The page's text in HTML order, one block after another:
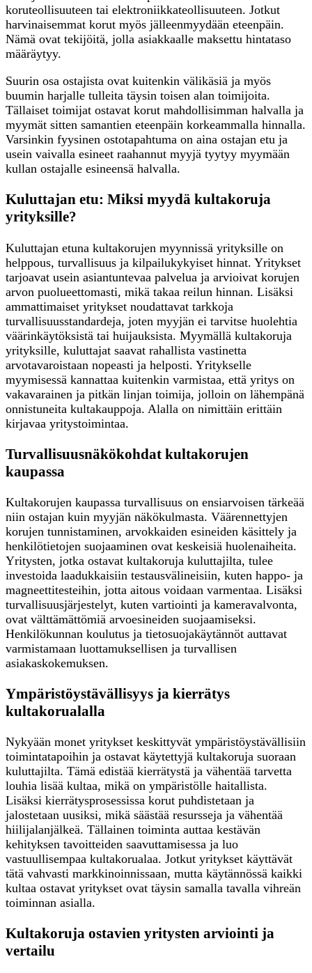
koruteollisuuteen tai elektroniikkateollisuuteen. Jotkut
harvinaisemmat korut myös jälleenmyydään eteenpäin.
Nämä ovat tekijöitä, jolla asiakkaalle maksettu hintataso
määräytyy.
Suurin osa ostajista ovat kuitenkin välikäsiä ja myös
buumin harjalle tulleita täysin toisen alan toimijoita.
Tällaiset toimijat ostavat korut mahdollisimman halvalla ja
myymät sitten samantien eteenpäin korkeammalla hinnalla.
Varsinkin fyysinen ostotapahtuma on aina ostajan etu ja
usein vaivalla esineet raahannut myyjä tyytyy myymään
kullan ostajalle esineensä halvalla.
Kuluttajan etu: Miksi myydä kultakoruja
yrityksille?
Kuluttajan etuna kultakorujen myynnissä yrityksille on
helppous, turvallisuus ja kilpailukykyiset hinnat. Yritykset
tarjoavat usein asiantuntevaa palvelua ja arvioivat korujen
arvon puolueettomasti, mikä takaa reilun hinnan. Lisäksi
ammattimaiset yritykset noudattavat tarkkoja
turvallisuusstandardeja, joten myyjän ei tarvitse huolehtia
väärinkäytöksistä tai huijauksista. Myymällä kultakoruja
yrityksille, kuluttajat saavat rahallista vastinetta
arvotavaroistaan nopeasti ja helposti. Yritykselle
myymisessä kannattaa kuitenkin varmistaa, että yritys on
vakavarainen ja pitkän linjan toimija, jolloin on lähempänä
onnistuneita kultakauppoja. Alalla on nimittäin erittäin
kirjavaa yritystoimintaa.
Turvallisuusnäkökohdat kultakorujen
kaupassa
Kultakorujen kaupassa turvallisuus on ensiarvoisen tärkeää
niin ostajan kuin myyjän näkökulmasta. Väärennettyjen
korujen tunnistaminen, arvokkaiden esineiden käsittely ja
henkilötietojen suojaaminen ovat keskeisiä huolenaiheita.
Yritysten, jotka ostavat kultakoruja kuluttajilta, tulee
investoida laadukkaisiin testausvälineisiin, kuten happo- ja
magneettitesteihin, jotta aitous voidaan varmentaa. Lisäksi
turvallisuusjärjestelyt, kuten vartiointi ja kameravalvonta,
ovat välttämättömiä arvoesineiden suojaamiseksi.
Henkilökunnan koulutus ja tietosuojakäytännöt auttavat
varmistamaan luottamuksellisen ja turvallisen
asiakaskokemuksen.
Ympäristöystävällisyys ja kierrätys
kultakorualalla
Nykyään monet yritykset keskittyvät ympäristöystävällisiin
toimintatapoihin ja ostavat käytettyjä kultakoruja suoraan
kuluttajilta. Tämä edistää kierrätystä ja vähentää tarvetta
louhia lisää kultaa, mikä on ympäristölle haitallista.
Lisäksi kierrätysprosessissa korut puhdistetaan ja
jalostetaan uusiksi, mikä säästää resursseja ja vähentää
hiilijalanjälkeä. Tällainen toiminta auttaa kestävän
kehityksen tavoitteiden saavuttamisessa ja luo
vastuullisempaa kultakorualaa. Jotkut yritykset käyttävät
tätä vahvasti markkinoinnissaan, mutta käytännössä kaikki
kultaa ostavat yritykset ovat täysin samalla tavalla vihreän
toiminnan asialla.
Kultakoruja ostavien yritysten arviointi ja
vertailu